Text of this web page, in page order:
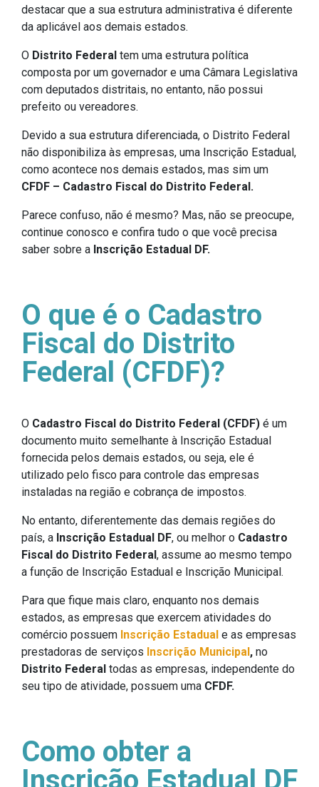
destacar que a sua estrutura administrativa é diferente
da aplicável aos demais estados.
O Distrito Federal tem uma estrutura política
composta por um governador e uma Câmara Legislativa
com deputados distritais, no entanto, não possui
prefeito ou vereadores.
Devido a sua estrutura diferenciada, o Distrito Federal
não disponibiliza às empresas, uma Inscrição Estadual,
como acontece nos demais estados, mas sim um
CFDF – Cadastro Fiscal do Distrito Federal.
Parece confuso, não é mesmo? Mas, não se preocupe,
continue conosco e confira tudo o que você precisa
saber sobre a Inscrição Estadual DF.
O que é o Cadastro
Fiscal do Distrito
Federal (CFDF)?
O Cadastro Fiscal do Distrito Federal (CFDF) é um
documento muito semelhante à Inscrição Estadual
fornecida pelos demais estados, ou seja, ele é
utilizado pelo fisco para controle das empresas
instaladas na região e cobrança de impostos.
No entanto, diferentemente das demais regiões do
país, a Inscrição Estadual DF, ou melhor o Cadastro
Fiscal do Distrito Federal, assume ao mesmo tempo
a função de Inscrição Estadual e Inscrição Municipal.
Para que fique mais claro, enquanto nos demais
estados, as empresas que exercem atividades do
comércio possuem Inscrição Estadual e as empresas
prestadoras de serviços Inscrição Municipal, no
Distrito Federal todas as empresas, independente do
seu tipo de atividade, possuem uma CFDF.
Como obter a
Inscrição Estadual DF